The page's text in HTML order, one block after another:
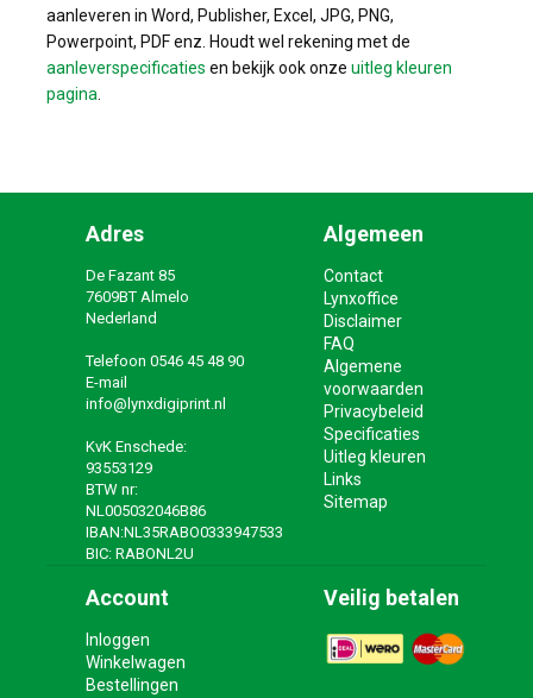
aanleveren in Word, Publisher, Excel, JPG, PNG,
Powerpoint, PDF enz. Houdt wel rekening met de
aanleverspecificaties en bekijk ook onze uitleg kleuren
pagina
Adres
De Fazant 85
7609BT Almelo
Nederland
Telefoon 0546 45 48 90
E-mail
info@lynxdigiprint.nl
KvK Enschede:
93553129
BTW nr:
NL005032046B86
IBAN:NL35RABO0333947533
BIC: RABONL2U
Algemeen
Contact
Lynxoffice
Disclaimer
FAQ
Algemene
voorwaarden
Privacybeleid
Specificaties
Uitleg kleuren
Links
Sitemap
Account
Inloggen
Winkelwagen
Bestellingen
Veilig betalen